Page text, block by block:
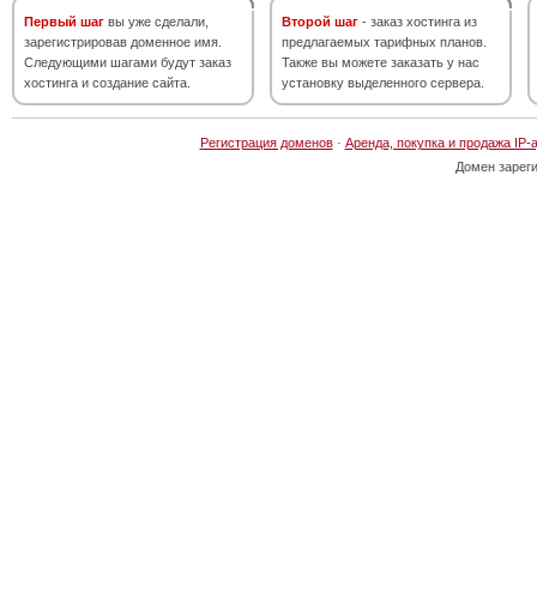
Первый шаг вы уже сделали,
зарегистрировав доменное имя.
Следующими шагами будут заказ
хостинга и создание сайта.
Второй шаг - заказ хостинга из
предлагаемых тарифных планов.
Также вы можете заказать у нас
установку выделенного сервера.
Регистрация доменов· Аренда, покупка и продажа IP-
Домен